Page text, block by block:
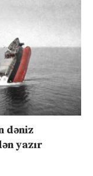
dəniz
yazır